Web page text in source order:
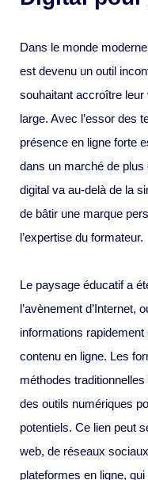
Dans le monde
est devenu un outil
souhaitant accroître leur
large. Avec l’essor des
présence en ligne forte
dans un marché de
digital va au-delà de la
de bâtir une marque
l’expertise du formateur.
Le paysage éducatif a
l’avènement d’Internet,
informations
contenu en ligne. Les
méthodes
des outils numériques
potentiels. Ce lien peut
web, de réseaux
plateformes en ligne,